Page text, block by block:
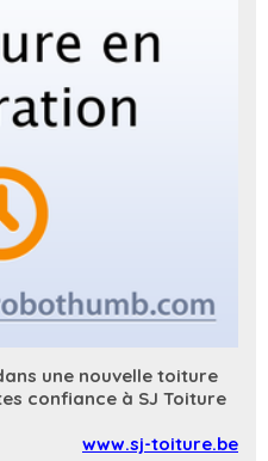
une nouvelle toiture
confiance à SJ Toiture
www.sj-toiture.be